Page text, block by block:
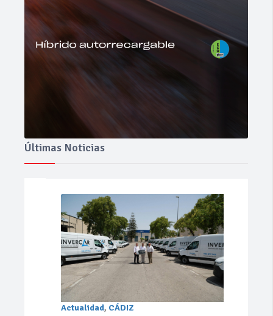
Últimas Noticias
Actualidad, CÁDIZ